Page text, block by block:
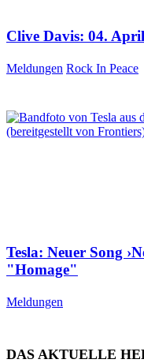
Clive Davis: 04.
Meldungen Rock In Peace
Tesla: Neuer Song
"Homage"
Meldungen
DAS AKTUELLE